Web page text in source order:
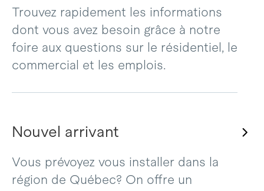
Trouvez rapidement les informations
dont vous avez besoin grâce à notre
foire aux questions sur le résidentiel, le
commercial et les emplois.
Nouvel arrivant
Vous prévoyez vous installer dans la
région de Québec? On offre un